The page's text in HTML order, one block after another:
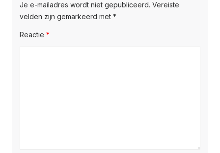
Je e-mailadres wordt niet gepubliceerd. Vereiste
velden zijn gemarkeerd met *
Reactie *